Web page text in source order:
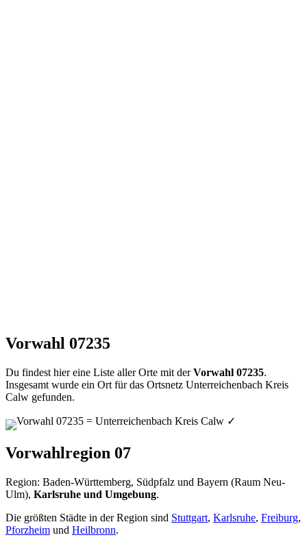
Vorwahl 07235
Du findest hier eine Liste aller Orte mit derVorwahl 07235.
Insgesamt wurde ein Ort für das Ortsnetz Unterreichenbach Kreis
Calw gefunden.
Vorwahl 07235 = Unterreichenbach Kreis Calw ✓
Vorwahlregion 07
Region: Baden-Württemberg, Südpfalz und Bayern (Raum Neu-
Ulm), Karlsruhe und Umgebung.
Die größten Städte in der Region sind Stuttgart, Karlsruhe, Freiburg,
Pforzheim und Heilbronn.